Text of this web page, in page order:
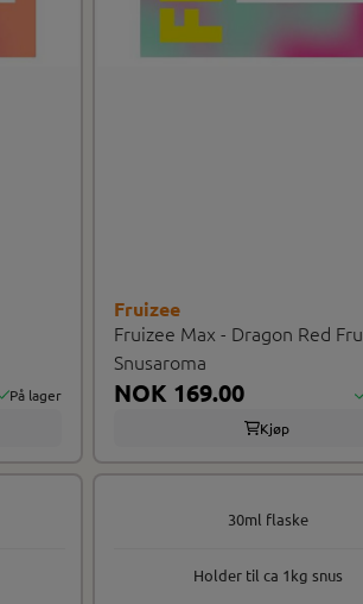
På lager
Fruizee
Fruizee Max - Dragon Red
Snusaroma
NOK 169.00
Kjøp
30ml flaske
Holder til ca 1kg snus